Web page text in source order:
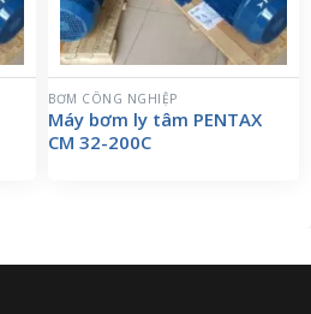
BƠM CÔNG NGHIỆP
Máy bơm ly tâm PENTAX
CM 32-200C